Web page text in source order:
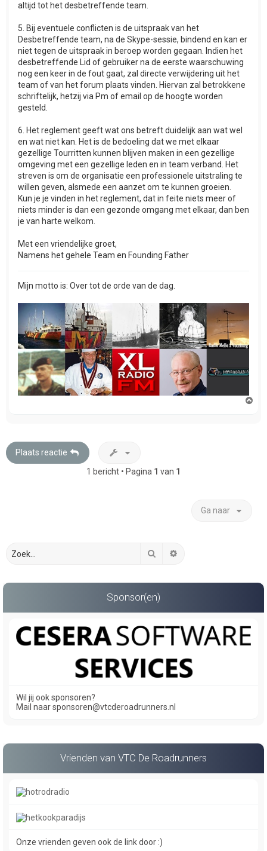
altijd tot het desbetreffende team.
5. Bij eventuele conflicten is de uitspraak van het
Desbetreffende team, na de Skype-sessie, bindend en kan er
niet tegen de uitspraak in beroep worden gegaan. Indien het
desbetreffende Lid of gebruiker na de eerste waarschuwing
nog een keer in de fout gaat, zal directe verwijdering uit het
team of van het forum plaats vinden. Hiervan zal betrokkene
schriftelijk, hetzij via Pm of email op de hoogte worden
gesteld.
6. Het reglement geeft wat ons betreft duidelijk aan wat wel
en wat niet kan. Het is de bedoeling dat we met elkaar
gezellige Tourritten kunnen blijven maken in een gezellige
omgeving met een gezellige leden en in team verband. Het
streven is om de organisatie een professionele uitstraling te
willen geven, alsmede een aanzet om te kunnen groeien.
Kun je je vinden in het reglement, dat in feite niets meer of
niets minder is dan een gezonde omgang met elkaar, dan ben
je van harte welkom.
Met een vriendelijke groet,
Namens het gehele Team en Founding Father
Mijn motto is: Over tot de orde van de dag.
Plaats reactie
1 bericht • Pagina 1 van 1
Ga naar
Zoek
Sponsor(en)
Wil jij ook sponsoren?
Mail naar sponsoren@vtcderoadrunners.nl
Vrienden van VTC De Roadrunners
Onze vrienden geven ook de link door :)